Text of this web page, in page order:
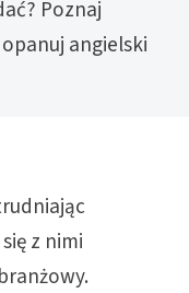
Poznaj
angielski
z nimi